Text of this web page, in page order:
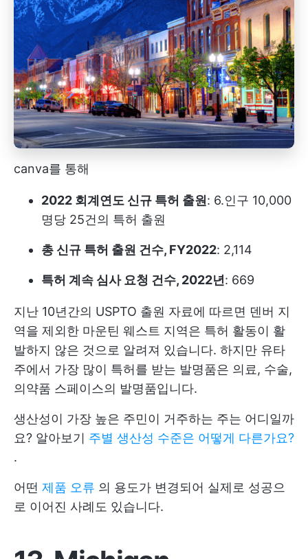
canva를 통해
2022 회계연도 신규 특허 출원: 6.인구 10,000
명당 25건의 특허 출원
총 신규 특허 출원 건수, FY2022: 2,114
특허 계속 심사 요청 건수, 2022년: 669
지난 10년간의 USPTO 출원 자료에 따르면 덴버 지
역을 제외한 마운틴 웨스트 지역은 특허 활동이 활
발하지 않은 것으로 알려져 있습니다. 하지만 유타
주에서 가장 많이 특허를 받는 발명품은 의료, 수술,
의약품 스페이스의 발명품입니다.
생산성이 가장 높은 주민이 거주하는 주는 어디일까
요? 알아보기 주별 생산성 수준은 어떻게 다른가요?
.
어떤 제품 오류 의 용도가 변경되어 실제로 성공으
로 이어진 사례도 있습니다.